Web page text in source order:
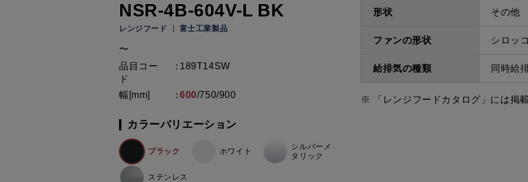
NSR-4B-604V-L BK
レンジフード 富士工業製品
〜
品目コー
ド
189T14SW
幅[mm] 600/750/900
カラーバリエーション
ブラック ホワイト
シルバーメ
タリック
ステンレス
形状 その他
ファンの形状 シロッ
給排気の種類 同時給
※ 「レンジフードカタログ」には掲